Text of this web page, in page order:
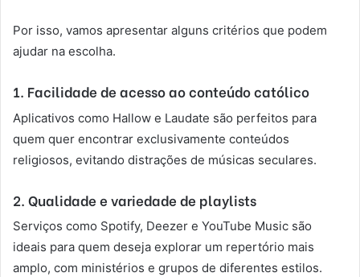
Por isso, vamos apresentar alguns critérios que podem
ajudar na escolha.
1. Facilidade de acesso ao conteúdo católico
Aplicativos como Hallow e Laudate são perfeitos para
quem quer encontrar exclusivamente conteúdos
religiosos, evitando distrações de músicas seculares.
2. Qualidade e variedade de playlists
Serviços como Spotify, Deezer e YouTube Music são
ideais para quem deseja explorar um repertório mais
amplo, com ministérios e grupos de diferentes estilos.